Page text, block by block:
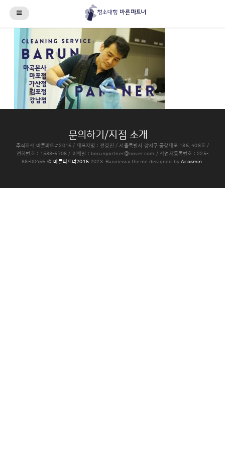
문의하기/지점 소개
주식회사 바른파트너2016 / 대표자명 : 전경진 / 서울특별시 강서구 공항대로 186, 408호 /
전화번호 : 1588-6708 / 이메일 : barunpartner@naver.com / 사업자등록번호 : 225-
88-00456 © 바른파트너20162023. Businessx theme designed byAcosmin.